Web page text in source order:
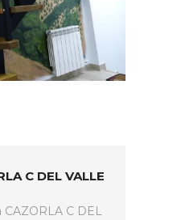
C DEL VALLE
C DEL